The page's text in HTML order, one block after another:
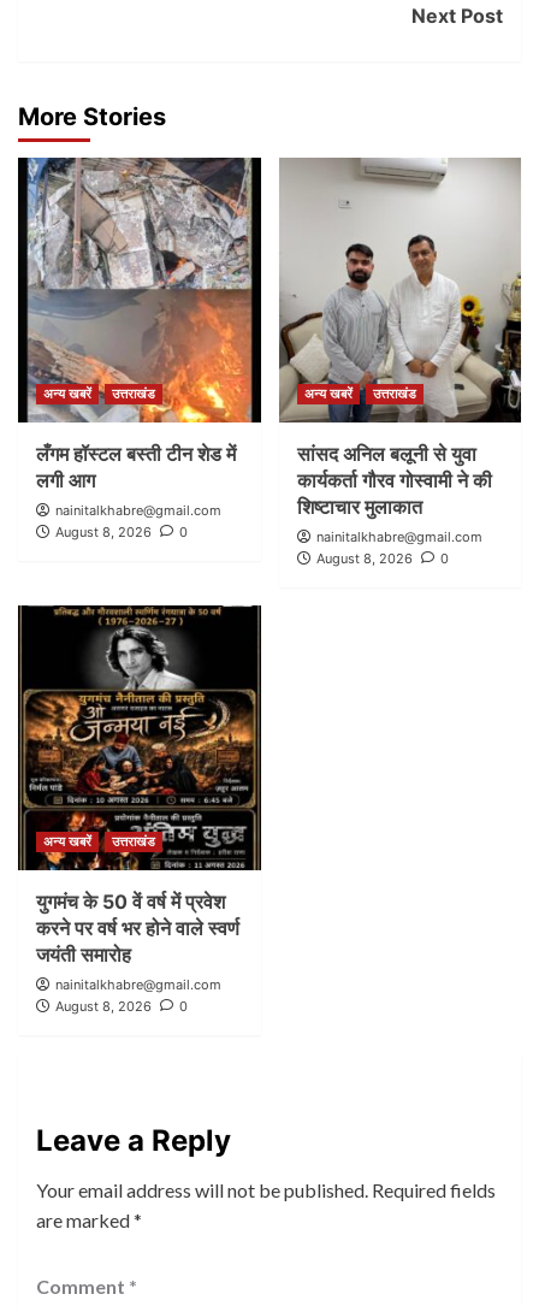
Next Post
More Stories
अन्य खबरें उत्तराखंड
लँगम हॉस्टल बस्ती टीन शेड में
लगी आग
nainitalkhabre@gmail.com
August 8, 2026
0
अन्य खबरें उत्तराखंड
सांसद अनिल बलूनी से युवा
कार्यकर्ता गौरव गोस्वामी ने की
शिष्टाचार मुलाकात
nainitalkhabre@gmail.com
August 8, 2026
0
अन्य खबरें उत्तराखंड
युगमंच के 50 वें वर्ष में प्रवेश
करने पर वर्ष भर होने वाले स्वर्ण
जयंती समारोह
nainitalkhabre@gmail.com
August 8, 2026
0
Leave a Reply
Your email address will not be published. Required fields
are marked*
Comment *